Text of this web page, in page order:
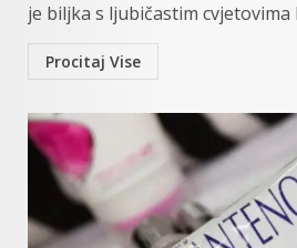
je biljka s ljubičastim cvjetovima
Procitaj Vise